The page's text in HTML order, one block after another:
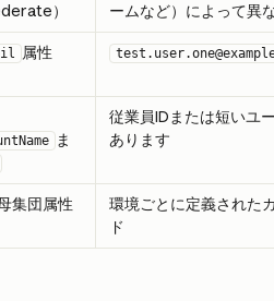
）
ームなど）によって異
属性
ま
従業員IDまたは短いユ
あります
集団属性
環境ごとに定義された
ド